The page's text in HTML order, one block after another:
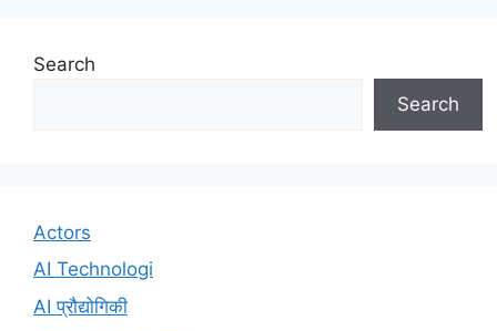
Search
Search
Actors
AI Technologi
AI प्रौद्योगिकी